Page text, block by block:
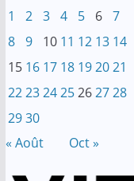
1
2 3 4 5 6
7
8
9 10 11 12 13 14
15 16 17 18 192021
22232425262728
2930
« Août
Oct »